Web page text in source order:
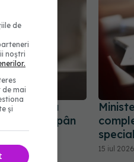
pentru
orice stăpân
15 iul
de
noștri
mai
și